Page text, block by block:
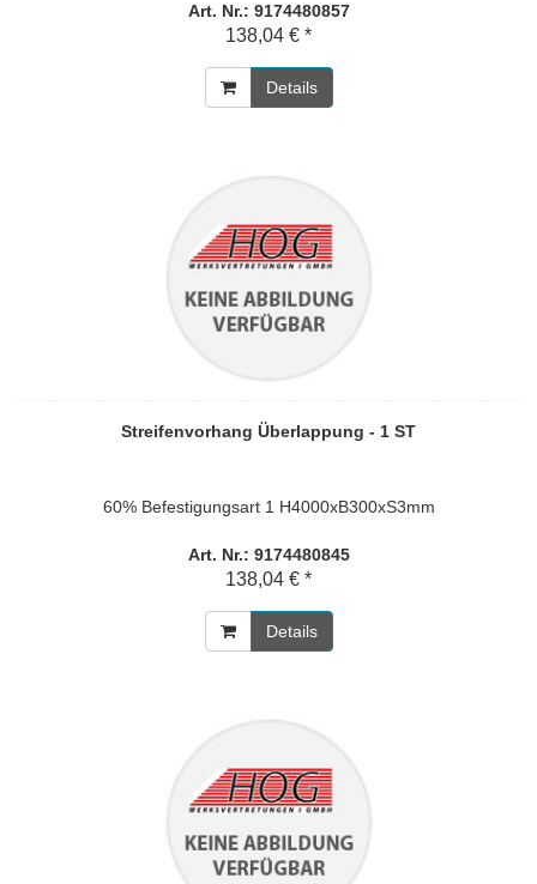
Art. Nr.: 9174480857
138,04 € *
Details
Streifenvorhang Überlappung - 1 ST
60% Befestigungsart 1 H4000xB300xS3mm
Art. Nr.: 9174480845
138,04 € *
Details